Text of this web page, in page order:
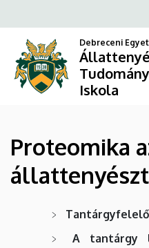
Tudományok
Doktori
Iskola
a
tartalomra
Debreceni
Iskola
Proteomika
A tantárgy